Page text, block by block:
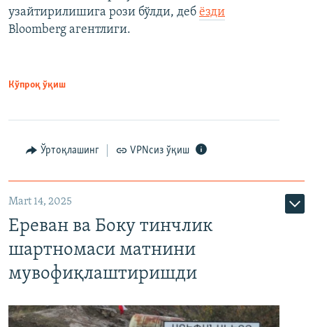
узайтирилишига рози бўлди, деб ёзди
Bloomberg агентлиги.
Кўпроқ ўқиш
Ўртоқлашинг VPNсиз ўқиш
Mart 14, 2025
Ереван ва Боку тинчлик
шартномаси матнини
мувофиқлаштиришди